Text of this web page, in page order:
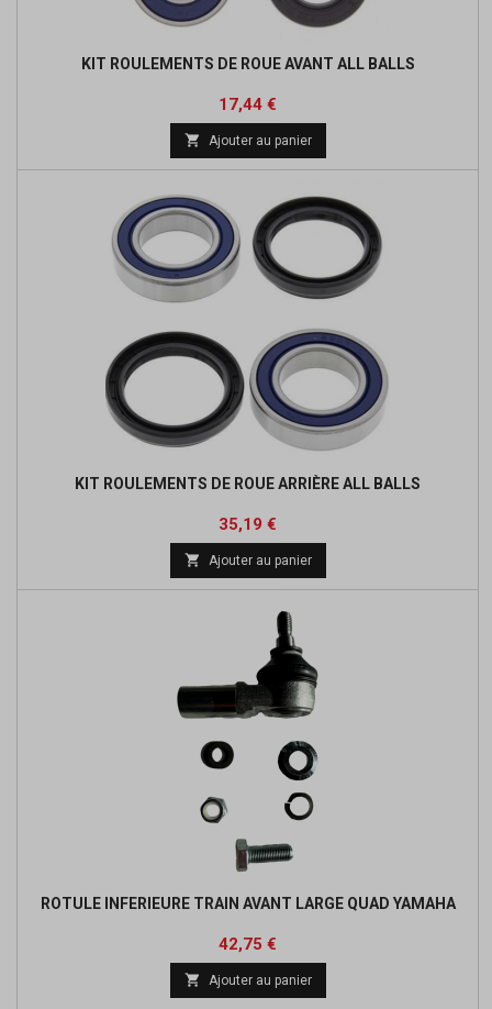
KIT ROULEMENTS DE ROUE AVANT ALL BALLS
Prix
17,44 €
base
 Ajouter au panier
KIT ROULEMENTS DE ROUE ARRIÈRE ALL BALLS
Prix
35,19 €
base
 Ajouter au panier
ROTULE INFERIEURE TRAIN AVANT LARGE QUAD YAMAHA
Prix
42,75 €
base
 Ajouter au panier